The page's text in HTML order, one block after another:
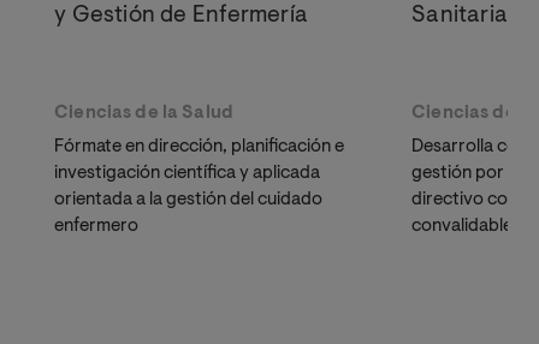
y Gestión de Enfermería
Ciencias de la Salud
Fórmate en dirección, planificación e
investigación científica y aplicada
orientada a la gestión del cuidado
enfermero
Sanitaria y
Ciencias de
Desarrolla
gestión por
directivo con
convalidable